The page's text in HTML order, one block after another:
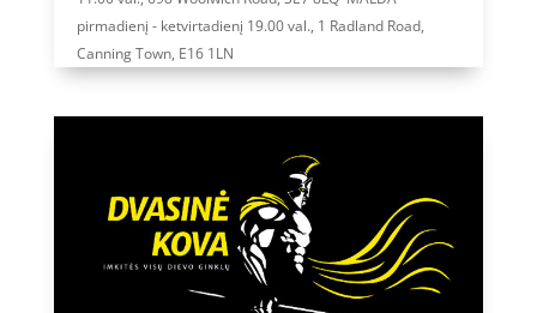
pirmadienį - ketvirtadienį 19.00 val., 1 Radland Road,
Canning Town, E16 1LN